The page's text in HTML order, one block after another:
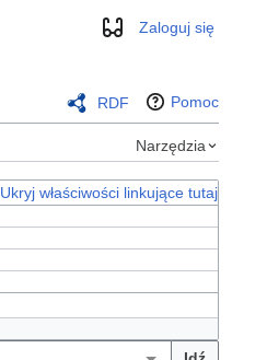
WyglądZaloguj się
RDF Pomoc
Narzędzia
Ukryj właściwości linkujące tutaj